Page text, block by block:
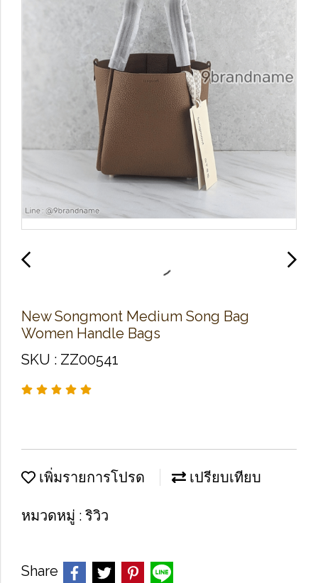
New Songmont Medium Song Bag
Women Handle Bags
SKU : ZZ00541
เพิ่มรายการโปรด เปรียบเทียบ
หมวดหมู่ : ริวิว
Share